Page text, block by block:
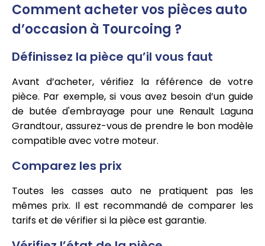
Comment acheter vos pièces auto
d’occasion à Tourcoing ?
Définissez la pièce qu’il vous faut
Avant d’acheter, vérifiez la référence de votre
pièce. Par exemple, si vous avez besoin d’un guide
de butée d'embrayage pour une Renault Laguna
Grandtour, assurez-vous de prendre le bon modèle
compatible avec votre moteur.
Comparez les prix
Toutes les casses auto ne pratiquent pas les
mêmes prix. Il est recommandé de comparer les
tarifs et de vérifier si la pièce est garantie.